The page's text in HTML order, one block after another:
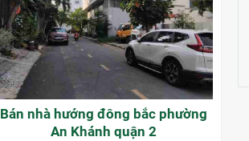
Bán nhà hướng đông bắc phường
An Khánh quận 2